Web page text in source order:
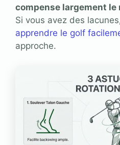
compense largement le
Si vous avez des
apprendre le golf
approche.